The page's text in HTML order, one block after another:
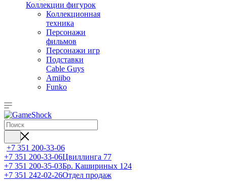
Коллекции фигурок
Коллекционная
техника
Персонажи
фильмов
Персонажи игр
Подставки
Cable Guys
Amiibo
Funko
+7 351 200-33-06
+7 351 200-33-06Цвиллинга 77
+7 351 200-35-03Бр. Кашириных 124
+7 351 242-02-26Отдел продаж